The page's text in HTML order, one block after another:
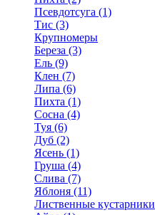
Псевдотсуга (1)
Тис (3)
Крупномеры
Береза (3)
Ель (9)
Клен (7)
Липа (6)
Пихта (1)
Сосна (4)
Туя (6)
Дуб (2)
Ясень (1)
Груша (4)
Слива (7)
Яблоня (11)
Лиственные кустарники